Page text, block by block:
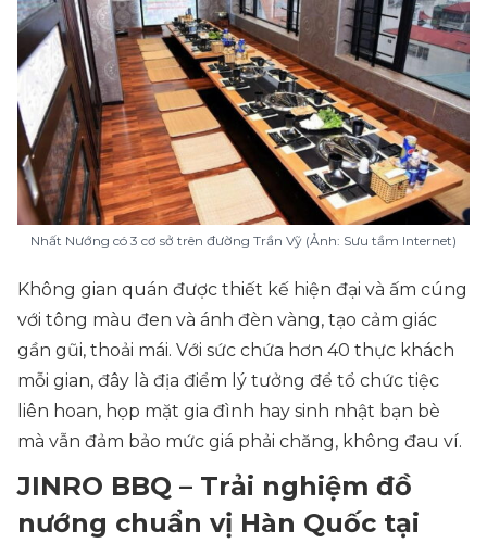
Nhất Nướng có 3 cơ sở trên đường Trần Vỹ (Ảnh: Sưu tầm Internet)
Không gian quán được thiết kế hiện đại và ấm cúng
với tông màu đen và ánh đèn vàng, tạo cảm giác
gần gũi, thoải mái. Với sức chứa hơn 40 thực khách
mỗi gian, đây là địa điểm lý tưởng để tổ chức tiệc
liên hoan, họp mặt gia đình hay sinh nhật bạn bè
mà vẫn đảm bảo mức giá phải chăng, không đau ví.
JINRO BBQ – Trải nghiệm đồ
nướng chuẩn vị Hàn Quốc tại